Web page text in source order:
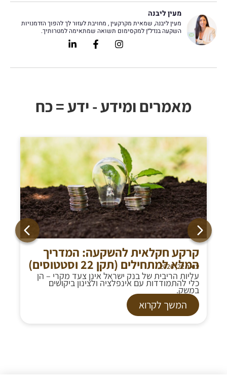
מעין ליבנה
מעין ליבנה, שמאית מקרקעין , מחויבת לעזור לך להפוך הזדמנויות
השקעה בנדל״ן למקסימום תשואה שמתאימה למטרותיך.
Instagram
Facebook-
f
Linkedin-
in
מאמרים ומידע - ידע = כח
קרקע חקלאית להשקעה: המדריך
המלא למתחילים (תקן 22 וסטטוסים)
ינואר 22, 2026
עליות הריבית של בנק ישראל אינן צעד מקרי – הן
כלי להתמודדות עם אינפלציה ולצינון ביקושים
במשק.
המשך לקרוא